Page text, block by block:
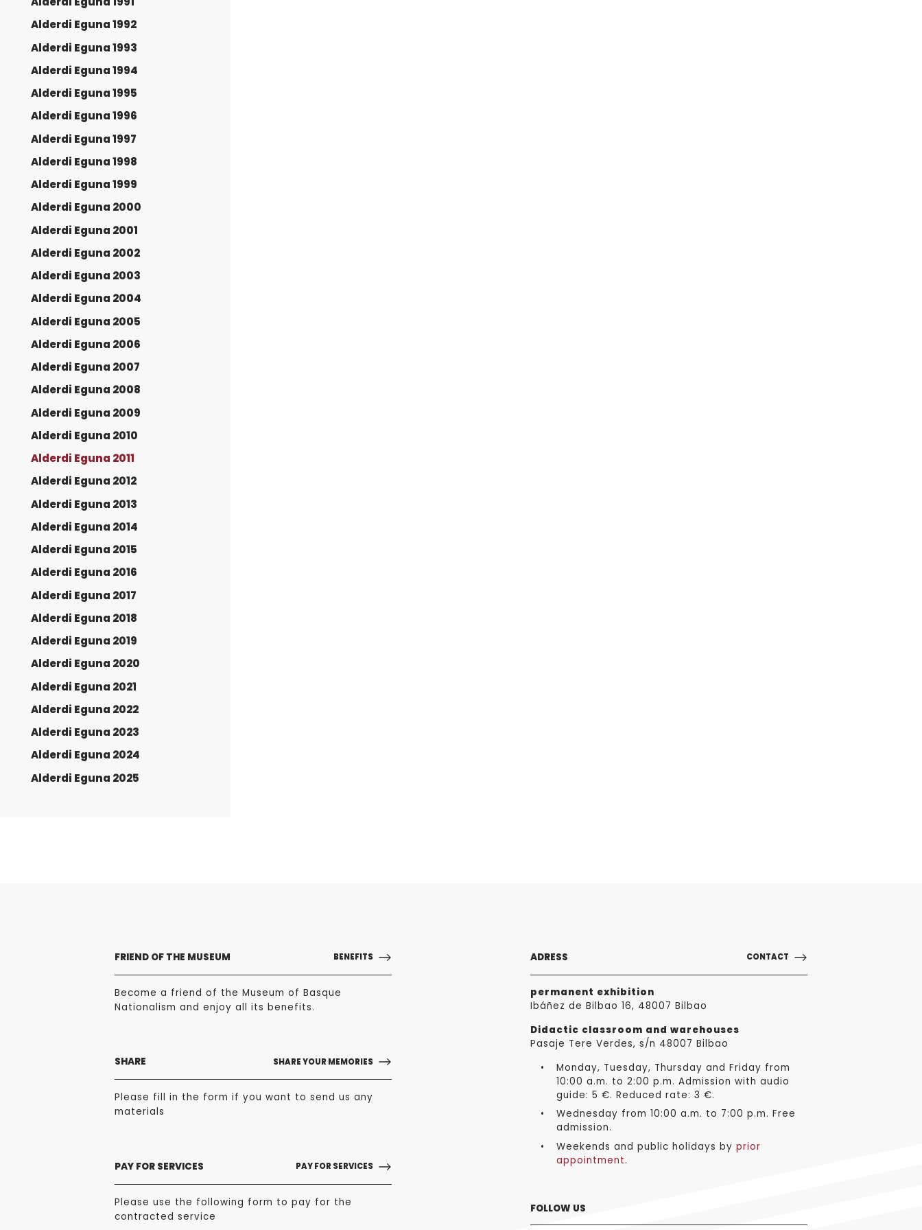
Alderdi Eguna 1992
Alderdi Eguna 1993
Alderdi Eguna 1994
Alderdi Eguna 1995
Alderdi Eguna 1996
Alderdi Eguna 1997
Alderdi Eguna 1998
Alderdi Eguna 1999
Alderdi Eguna 2000
Alderdi Eguna 2001
Alderdi Eguna 2002
Alderdi Eguna 2003
Alderdi Eguna 2004
Alderdi Eguna 2005
Alderdi Eguna 2006
Alderdi Eguna 2007
Alderdi Eguna 2008
Alderdi Eguna 2009
Alderdi Eguna 2010
Alderdi Eguna 2011
Alderdi Eguna 2012
Alderdi Eguna 2013
Alderdi Eguna 2014
Alderdi Eguna 2015
Alderdi Eguna 2016
Alderdi Eguna 2017
Alderdi Eguna 2018
Alderdi Eguna 2019
Alderdi Eguna 2020
Alderdi Eguna 2021
Alderdi Eguna 2022
Alderdi Eguna 2023
Alderdi Eguna 2024
Alderdi Eguna 2025
FRIEND OF THE MUSEUM BENEFITS
Become a friend of the Museum of Basque
Nationalism and enjoy all its benefits.
SHARE SHARE YOUR MEMORIES
Please fill in the form if you want to send us any
materials
PAY FOR SERVICES PAY FOR SERVICES
Please use the following form to pay for the
contracted service
ADRESS CONTACT
permanent exhibition
Ibáñez de Bilbao 16, 48007 Bilbao
Didactic classroom and warehouses
Pasaje Tere Verdes, s/n 48007 Bilbao
Monday, Tuesday, Thursday and Friday from
10:00 a.m. to 2:00 p.m. Admission with audio
guide: 5 €. Reduced rate: 3 €.
Wednesday from 10:00 a.m. to 7:00 p.m. Free
admission.
Weekends and public holidays by prior
appointment.
FOLLOW US